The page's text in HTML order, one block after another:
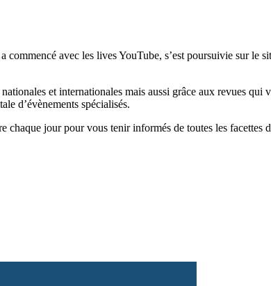
avec les lives YouTube, s’est poursuivie sur le
et internationales mais aussi grâce aux revues qui
d’évènements spécialisés.
jour pour vous tenir informés de toutes les facettes